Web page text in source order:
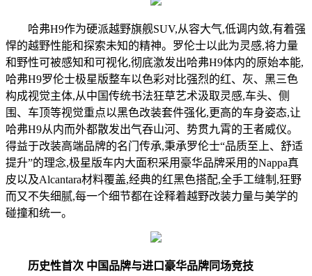
哈弗H9作为硬派越野旗舰SUV,从容大气,低调内敛,有着强
悍的越野性能和探索未知的精神。罗伦士以此为灵感,将力量
和野性可被感知和可视化,彻底激发出哈弗H9体内的原始本能,
哈弗H9罗伦士极星版整车以色彩对比强烈的红、灰、黑三色
构成视觉主体,从中国传统书法狂草艺术汲取灵感,车头、侧
围、车顶等视觉重点以黑色改装套件强化,更高的车身姿态,让
哈弗H9从内而外都散发出气吞山河、势贯九霄的王者威仪。
得益于改装高端品牌的名门传承,秉承罗伦士“品质至上、舒适
提升”的理念,极星版车内大面积采用豪华品牌采用的Nappa真
皮以及Alcantara材料覆盖,经典的红黑色搭配,全手工缝制,狂野
而又不失细腻,每一个细节都在诠释着越野改装力量与美学的
碰撞和统一。
历史性首次 中国品牌与进口 豪华品牌同场竞技